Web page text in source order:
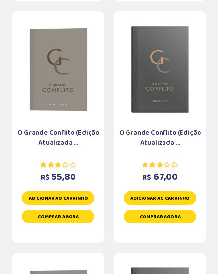
O Grande Conflito (Edição
Atualizada ...
R$ 55,80
ADICIONAR AO CARRINHO
COMPRAR AGORA
O Grande Conflito (Edição
Atualizada ...
R$ 67,00
ADICIONAR AO CARRINHO
COMPRAR AGORA